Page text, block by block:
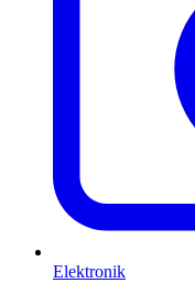
Elektronik